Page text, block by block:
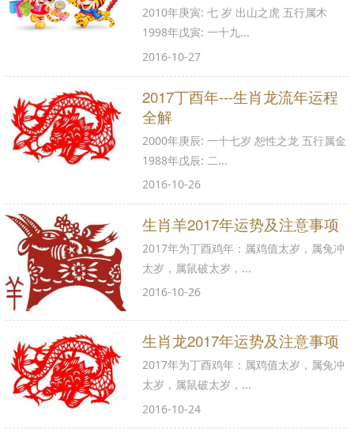
2010年庚寅: 七 岁 出山之虎 五行属木
1998年戊寅: 一十九...
2016-10-27
2017丁酉年---生肖龙流年运程
全解
2000年庚辰: 一十七岁 恕性之龙 五行属金
1988年戊辰: 二...
2016-10-26
生肖羊2017年运势及注意事项
2017年为丁酉鸡年：属鸡值太岁，属兔冲
太岁，属鼠破太岁，...
2016-10-26
生肖龙2017年运势及注意事项
2017年为丁酉鸡年：属鸡值太岁，属兔冲
太岁，属鼠破太岁，...
2016-10-24